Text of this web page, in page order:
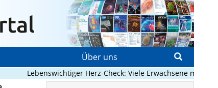
Über uns
Lebenswichtiger Herz-Check: Viele Erwachsene mit